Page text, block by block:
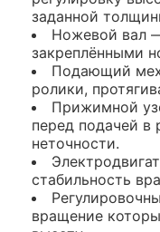
заданной
Ножевой вал
закреплёнными
Подающий
ролики,
Прижимной
перед подачей в
неточности.
стабильность
вращение